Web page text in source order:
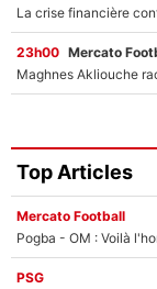
23h00 Mercato
Top Articles
Mercato Football
Pogba - OM : Voilà
PSG